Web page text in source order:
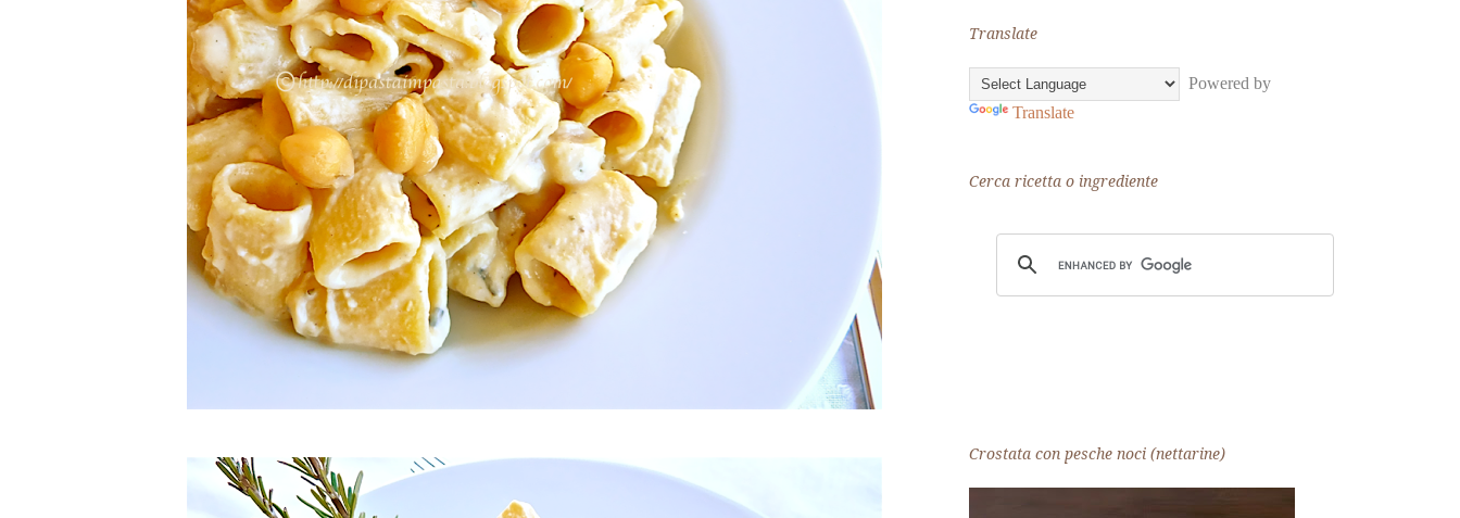
Translate
Powered by
Translate
Cerca ricetta o ingrediente
Crostata con pesche noci (nettarine)